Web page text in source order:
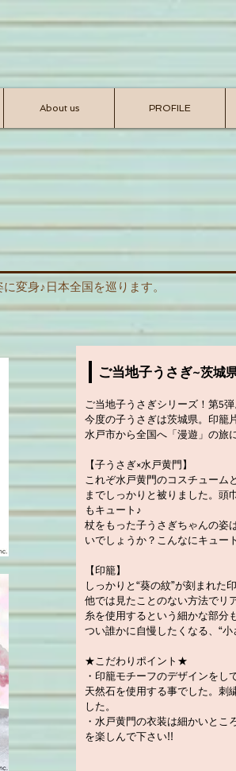
About us PROFILE
変身♪ 日本全国を巡ります。
ご当地子うさぎ~茨城
ご当地子うさぎシリーズ！第5弾
今度の子うさぎは茨城県。印籠
水戸市から全国へ「漫遊」の旅
【子うさぎ×水戸黄門】
これぞ水戸黄門のコスチューム
までしっかりと被りました。頭
もキュート♪
杖をもった子うさぎちゃんの姿
いでしょうか？こんなにキュー
【印籠】
しっかりと“葵の紋”が刻まれた
他では見たことのない方法でリ
糸を使用するという細かな部分
つい誰かに自慢したくなる、“小
★こだわりポイント★
・印籠モチーフのデザインを
天然石を使用する事でした。刺
した。
・水戸黄門の衣装は細かいと
を楽しんで下さい!!